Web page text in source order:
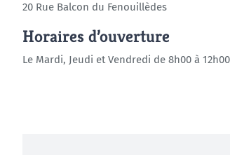
20 Rue Balcon du Fenouillèdes
Horaires d’ouverture
Le Mardi, Jeudi et Vendredi de 8h00 à 12h00